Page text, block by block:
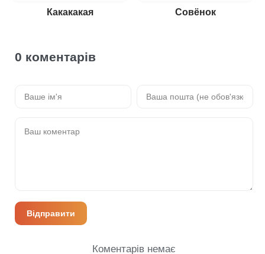
Какакакая Совёнок
0 коментарів
Відправити
Коментарів немає